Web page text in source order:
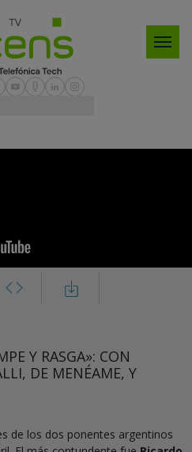
Y RASGA»: CON
DE MENÉAME, Y
de los dos ponentes argentinos